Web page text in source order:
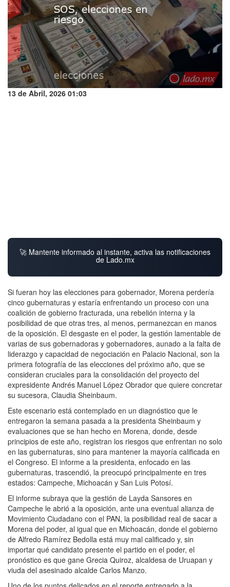
13 de Abril, 2026 01:03
🚀 Mantente informado al instante, activa las notificaciones
de Lado.mx
Si fueran hoy las elecciones para gobernador, Morena perdería
cinco gubernaturas y estaría enfrentando un proceso con una
coalición de gobierno fracturada, una rebelión interna y la
posibilidad de que otras tres, al menos, permanezcan en manos
de la oposición. El desgaste en el poder, la gestión lamentable de
varias de sus gobernadoras y gobernadores, aunado a la falta de
liderazgo y capacidad de negociación en Palacio Nacional, son la
primera fotografía de las elecciones del próximo año, que se
consideran cruciales para la consolidación del proyecto del
expresidente Andrés Manuel López Obrador que quiere concretar
su sucesora, Claudia Sheinbaum.
Este escenario está contemplado en un diagnóstico que le
entregaron la semana pasada a la presidenta Sheinbaum y
evaluaciones que se han hecho en Morena, donde, desde
principios de este año, registran los riesgos que enfrentan no solo
en las gubernaturas, sino para mantener la mayoría calificada en
el Congreso. El informe a la presidenta, enfocado en las
gubernaturas, trascendió, la preocupó principalmente en tres
estados: Campeche, Michoacán y San Luis Potosí.
El informe subraya que la gestión de Layda Sansores en
Campeche le abrió a la oposición, ante una eventual alianza de
Movimiento Ciudadano con el PAN, la posibilidad real de sacar a
Morena del poder, al igual que en Michoacán, donde el gobierno
de Alfredo Ramírez Bedolla está muy mal calificado y, sin
importar qué candidato presente el partido en el poder, el
pronóstico es que gane Grecia Quiroz, alcaldesa de Uruapan y
viuda del asesinado alcalde Carlos Manzo.